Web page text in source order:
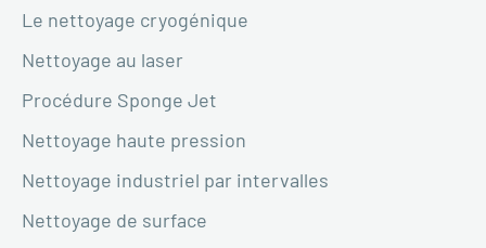
Le nettoyage cryogénique
Nettoyage au laser
Procédure Sponge Jet
Nettoyage haute pression
Nettoyage industriel par intervalles
Nettoyage de surface